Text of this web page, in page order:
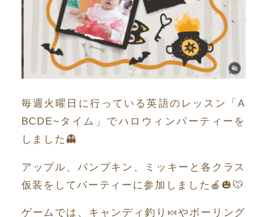
毎週火曜日に行っている英語のレッスン「A
BCDE~タイム」でハロウィンパーティーを
しました👻
アップル、パンプキン、ミッキーと各クラス
仮装をしてパーティーに参加しました🍎🎃🐭
ゲームでは、キャンディ釣り🍬やボーリング